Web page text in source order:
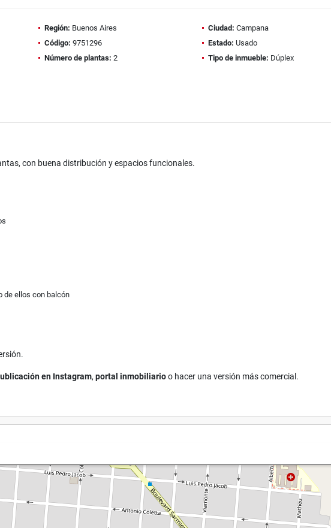
Región: Buenos Aires Ciudad: Campana
Código: 9751296 Estado: Usado
Número de plantas: 2 Tipo de inmueble: Dúplex
con buena distribución y espacios funcionales.
de ellos con balcón
en Instagram, portal inmobiliarioo hacer una versión más comercial.